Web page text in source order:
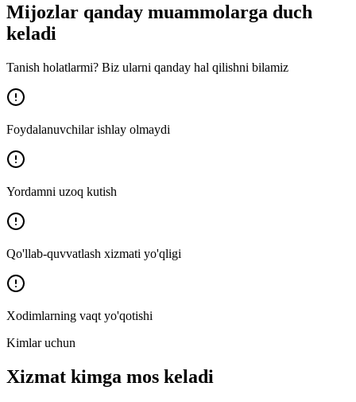
Mijozlar qanday muammolarga duch
keladi
Tanish holatlarmi? Biz ularni qanday hal qilishni bilamiz
Foydalanuvchilar ishlay olmaydi
Yordamni uzoq kutish
Qo'llab-quvvatlash xizmati yo'qligi
Xodimlarning vaqt yo'qotishi
Kimlar uchun
Xizmat kimga mos keladi